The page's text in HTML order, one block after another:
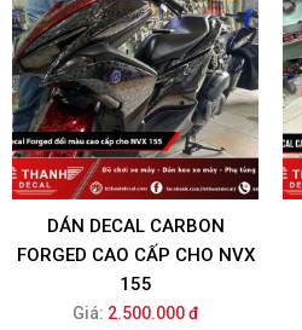
DÁN DECAL CARBON
FORGED CAO CẤP CHO NVX
155
Giá: 2.500.000 đ